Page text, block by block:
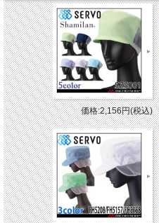
価格:2,156円(税込)